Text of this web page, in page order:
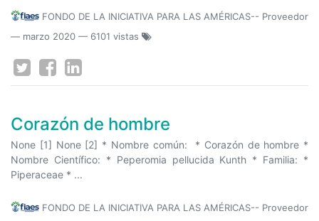
FONDO DE LA INICIATIVA PARA LAS AMÉRICAS-- Proveedor
— marzo 2020 — 6101 vistas
Corazón de hombre
None [1] None [2] * Nombre común: * Corazón de hombre *
Nombre Científico: * Peperomia pellucida Kunth * Familia: *
Piperaceae * ...
FONDO DE LA INICIATIVA PARA LAS AMÉRICAS-- Proveedor